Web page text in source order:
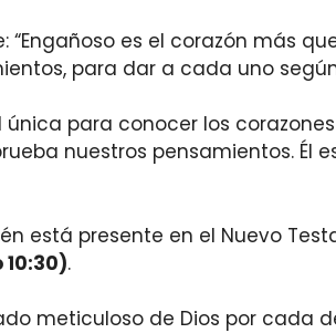
“Engañoso es el corazón más
para dar a cada uno
para conocer los
nuestros pensamientos.
está presente en el Nuevo
.
meticuloso de Dios por cada